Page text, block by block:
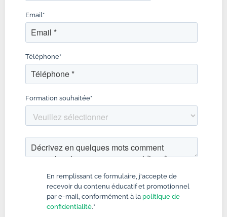
Email *
Téléphone*
Formation souhaitée*
En remplissant ce formulaire, j'accepte de
recevoir du contenu éducatif et promotionnel
par e-mail, conformément à la politique de
confidentialité.*